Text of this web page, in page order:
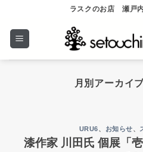
content
ラスクのお店 瀬戸
月別アーカイ
URU6、 お知らせ、
漆作家 川田氏 個展「